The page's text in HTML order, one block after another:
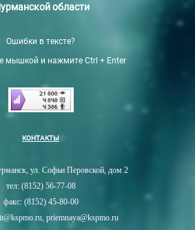
области
Ошибки в тексте?
мышкой и нажмите Ctrl + Enter
КОНТАКТЫ
ул. Софьи Перовской, дом 2
тел: (8152) 56-77-08
факс: (8152) 45-80-00
priemnaya@kspmo.ru